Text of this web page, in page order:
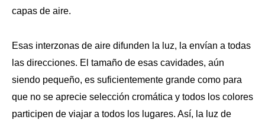
capas de aire.
Esas interzonas de aire difunden la luz, la envían a todas
las direcciones. El tamaño de esas cavidades, aún
siendo pequeño, es suficientemente grande como para
que no se aprecie selección cromática y todos los colores
participen de viajar a todos los lugares. Así, la luz de